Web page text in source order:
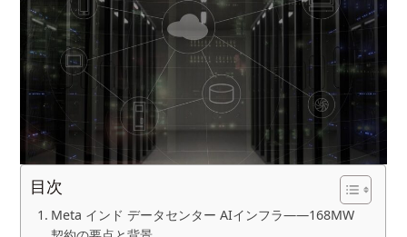
目次
Meta インド データセンター AIインフラ——168MW